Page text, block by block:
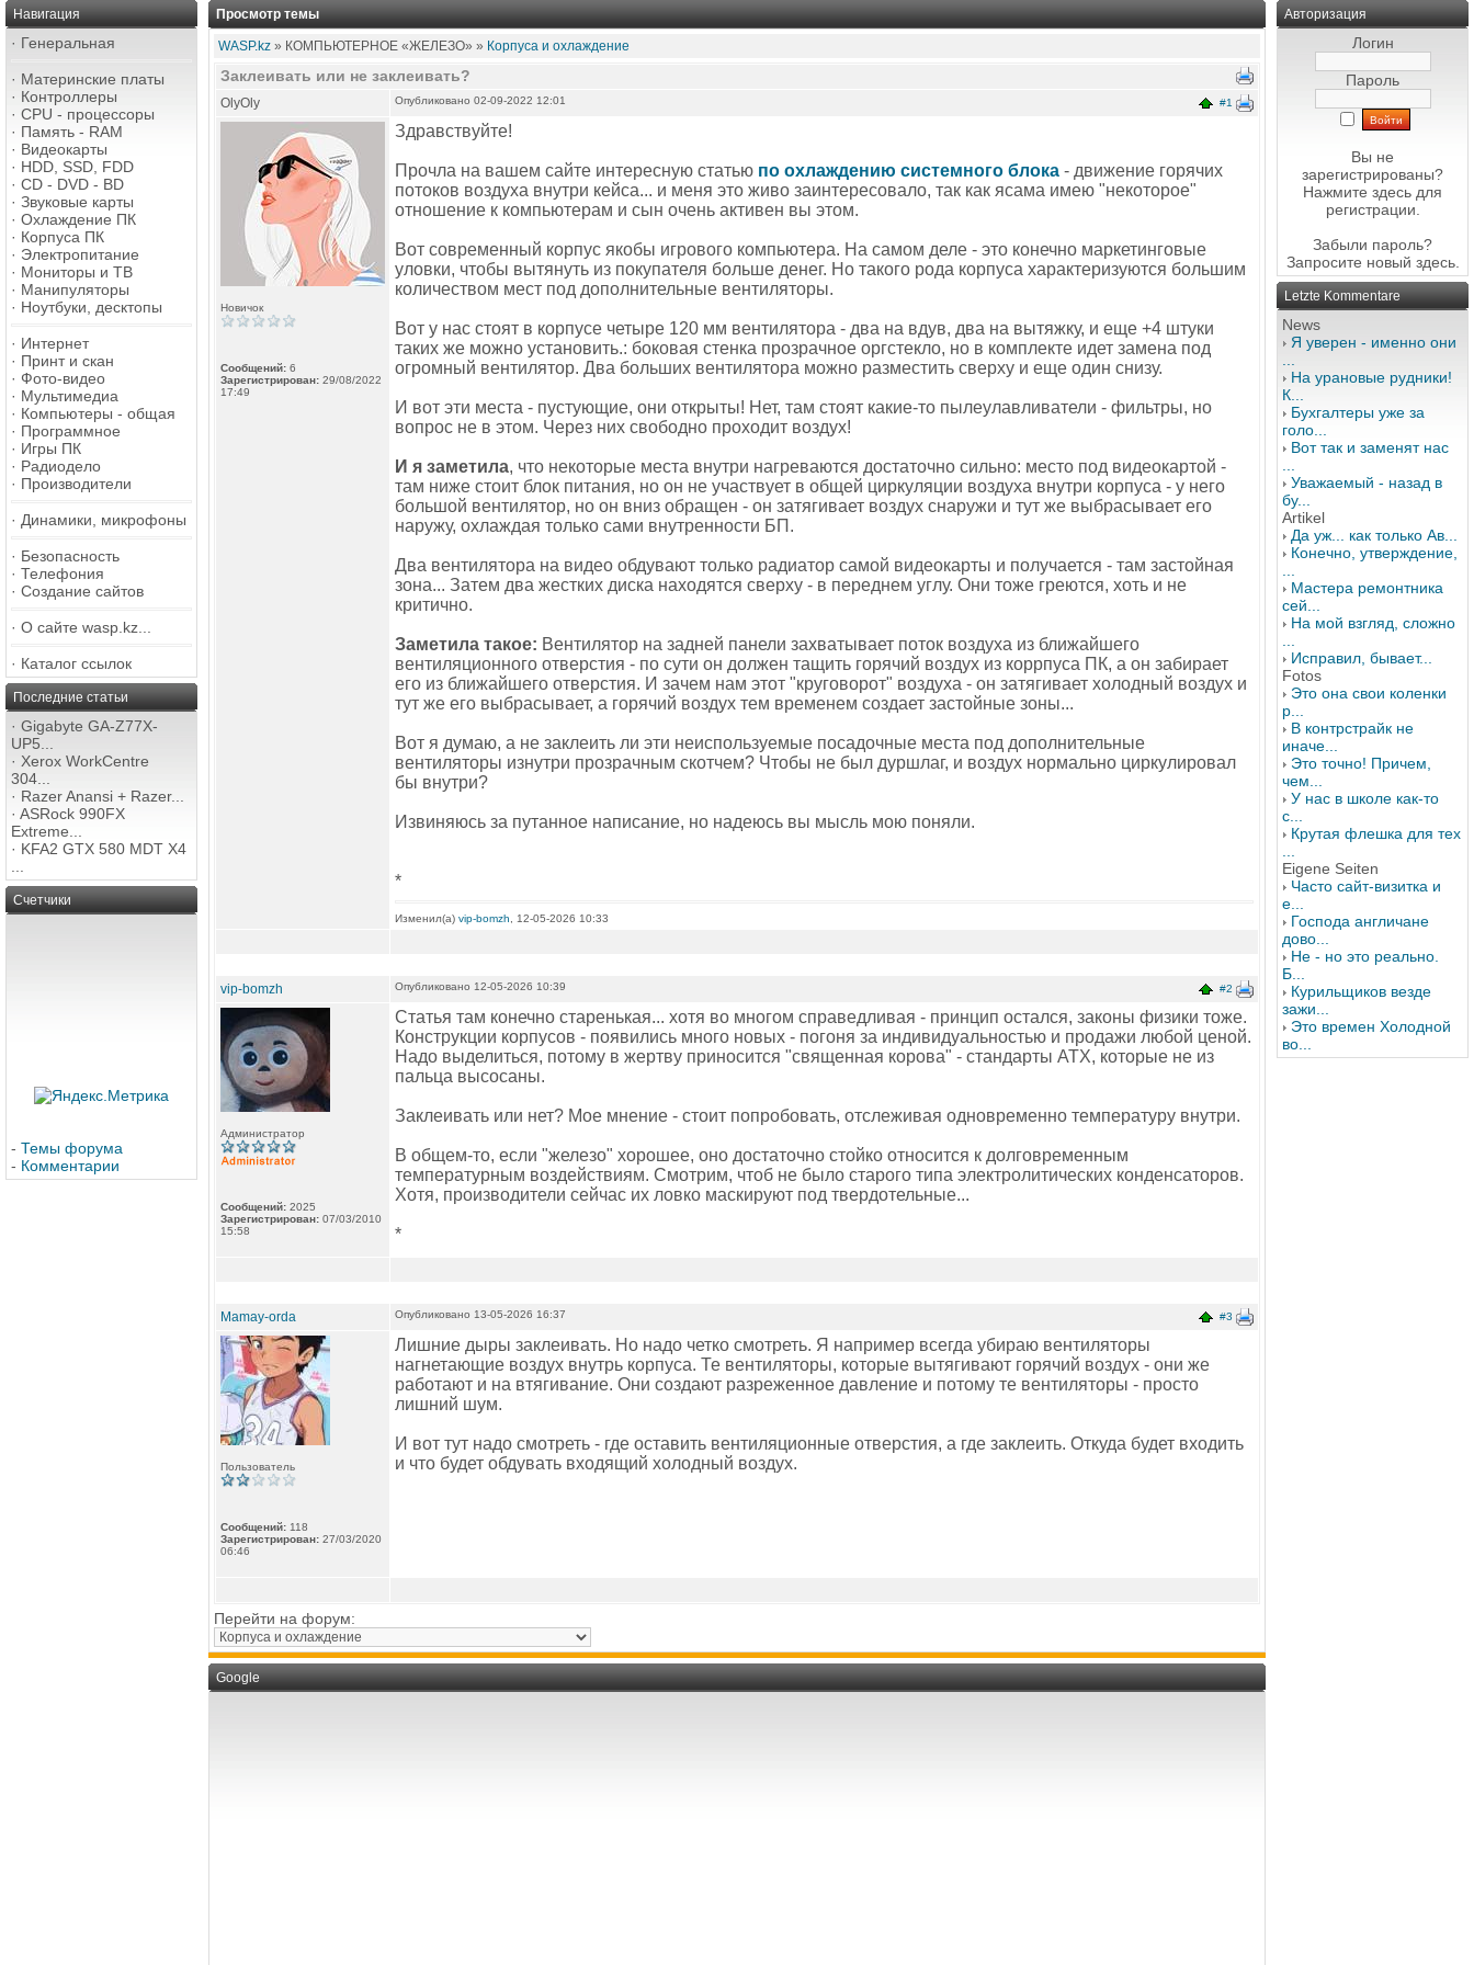
Навигация
· Генеральная
· Материнские платы
· Контроллеры
· CPU - процессоры
· Память - RAM
· Видеокарты
· HDD, SSD, FDD
· CD - DVD - BD
· Звуковые карты
· Охлаждение ПК
· Корпуса ПК
· Электропитание
· Мониторы и ТВ
· Манипуляторы
· Ноутбуки, десктопы
· Интернет
· Принт и скан
· Фото-видео
· Мультимедиа
· Компьютеры - общая
· Программное
· Игры ПК
· Радиодело
· Производители
· Динамики, микрофоны
· Безопасность
· Телефония
· Создание сайтов
· О сайте wasp.kz...
· Каталог ссылок
Последние статьи
· Gigabyte GA-Z77X-
UP5...
· Xerox WorkCentre
304...
· Razer Anansi + Razer...
· ASRock 990FX
Extreme...
· KFA2 GTX 580 MDT X4
Счетчики
- Темы форума
- Комментарии
Просмотр темы
WASP.kz » КОМПЬЮТЕРНОЕ «ЖЕЛЕЗО» » Корпуса и охлаждение
Заклеивать или не заклеивать?
OlyOly #1
Опубликовано 02-09-2022 12:01
Новичок
Сообщений: 6
Зарегистрирован: 29/08/2022
17:49
Здравствуйте!
Прочла на вашем сайте интересную статью по охлаждению системного блока - движение горячих
потоков воздуха внутри кейса... и меня это живо заинтересовало, так как ясама имею "некоторое"
отношение к компьютерам и сын очень активен вы этом.
Вот современный корпус якобы игрового компьютера. На самом деле - это конечно маркетинговые
уловки, чтобы вытянуть из покупателя больше денег. Но такого рода корпуса характеризуются большим
количеством мест под дополнительные вентиляторы.
Вот у нас стоят в корпусе четыре 120 мм вентилятора - два на вдув, два на вытяжку, и еще +4 штуки
таких же можно установить.: боковая стенка прозрачное оргстекло, но в комплекте идет замена под
огромный вентилятор. Два больших вентилятора можно разместить сверху и еще один снизу.
И вот эти места - пустующие, они открыты! Нет, там стоят какие-то пылеулавливатели - фильтры, но
вопрос не в этом. Через них свободно проходит воздух!
И я заметила, что некоторые места внутри нагреваются достаточно сильно: место под видеокартой -
там ниже стоит блок питания, но он не участвует в общей циркуляции воздуха внутри корпуса - у него
большой вентилятор, но он вниз обращен - он затягивает воздух снаружи и тут же выбрасывает его
наружу, охлаждая только сами внутренности БП.
Два вентилятора на видео обдувают только радиатор самой видеокарты и получается - там застойная
зона... Затем два жестких диска находятся сверху - в переднем углу. Они тоже греются, хоть и не
критично.
Заметила такое: Вентилятор на задней панели захватывает поток воздуха из ближайшего
вентиляционного отверстия - по сути он должен тащить горячий воздух из коррпуса ПК, а он забирает
его из ближайшего отверстия. И зачем нам этот "круговорот" воздуха - он затягивает холодный воздух и
тут же его выбрасывает, а горячий воздух тем временем создает застойные зоны...
Вот я думаю, а не заклеить ли эти неиспользуемые посадочные места под дополнительные
вентиляторы изнутри прозрачным скотчем? Чтобы не был дуршлаг, и воздух нормально циркулировал
бы внутри?
Извиняюсь за путанное написание, но надеюсь вы мысль мою поняли.
*
Изменил(а) vip-bomzh , 12-05-2026 10:33
vip-bomzh #2
Опубликовано 12-05-2026 10:39
Администратор
Сообщений: 2025
Зарегистрирован: 07/03/2010
15:58
Статья там конечно старенькая... хотя во многом справедливая - принцип остался, законы физики тоже.
Конструкции корпусов - появились много новых - погоня за индивидуальностью и продажи любой ценой.
Надо выделиться, потому в жертву приносится "священная корова" - стандарты АТХ, которые не из
пальца высосаны.
Заклеивать или нет? Мое мнение - стоит попробовать, отслеживая одновременно температуру внутри.
В общем-то, если "железо" хорошее, оно достаточно стойко относится к долговременным
температурным воздействиям. Смотрим, чтоб не было старого типа электролитических конденсаторов.
Хотя, производители сейчас их ловко маскируют под твердотельные...
*
Mamay-orda #3
Опубликовано 13-05-2026 16:37
Пользователь
Сообщений: 118
Зарегистрирован: 27/03/2020
06:46
Лишние дыры заклеивать. Но надо четко смотреть. Я например всегда убираю вентиляторы
нагнетающие воздух внутрь корпуса. Те вентиляторы, которые вытягивают горячий воздух - они же
работают и на втягивание. Они создают разреженное давление и потому те вентиляторы - просто
лишний шум.
И вот тут надо смотреть - где оставить вентиляционные отверстия, а где заклеить. Откуда будет входить
и что будет обдувать входящий холодный воздух.
Перейти на форум:
Google
Авторизация
Логин
Пароль
Вы не
зарегистрированы?
Нажмите здесь для
регистрации.
Забыли пароль?
Запросите новый здесь.
Letzte Kommentare
News
Я уверен - именно они
На урановые рудники!
К...
Бухгалтеры уже за
голо...
Вот так и заменят нас
Уважаемый - назад в
бу...
Artikel
Да уж... как только Ав...
Конечно, утверждение,
Мастера ремонтника
сей...
На мой взгляд, сложно
Исправил, бывает...
Fotos
Это она свои коленки
р...
В контрстрайк не
иначе...
Это точно! Причем,
чем...
У нас в школе как-то
с...
Крутая флешка для тех
Eigene Seiten
Часто сайт-визитка и
е...
Господа англичане
дово...
Не - но это реально.
Б...
Курильщиков везде
зажи...
Это времен Холодной
во...